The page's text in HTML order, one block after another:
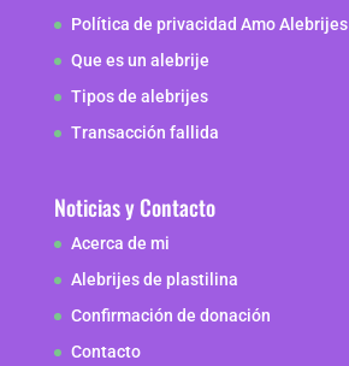
Política de privacidad Amo Alebrijes
Que es un alebrije
Tipos de alebrijes
Transacción fallida
Noticias y Contacto
Acerca de mi
Alebrijes de plastilina
Confirmación de donación
Contacto